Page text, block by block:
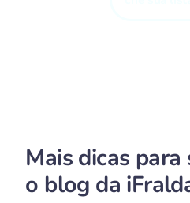
Mais dicas para
o blog da